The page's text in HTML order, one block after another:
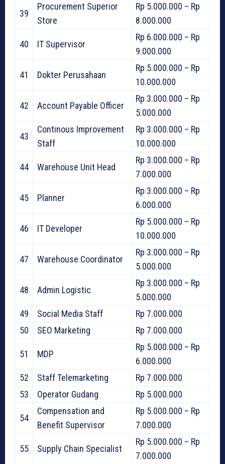
39
Procurement Superior
Store
Rp 5.000.000 – Rp
8.000.000
40 IT Supervisor
Rp 6.000.000 – Rp
9.000.000
41 Dokter Perusahaan
Rp 5.000.000 – Rp
10.000.000
42 Account Payable Officer
Rp 3.000.000 – Rp
5.000.000
43
Continous Improvement
Staff
Rp 3.000.000 – Rp
10.000.000
44 Warehouse Unit Head
Rp 3.000.000 – Rp
7.000.000
45 Planner
Rp 3.000.000 – Rp
6.000.000
46 IT Developer
Rp 5.000.000 – Rp
10.000.000
47 Warehouse Coordinator
Rp 3.000.000 – Rp
5.000.000
48 Admin Logistic
Rp 3.000.000 – Rp
5.000.000
49
Social Media Staff
Rp 7.000.000
50
SEO Marketing Rp 7.000.000
51 MDP
Rp 5.000.000 – Rp
6.000.000
52
Staff Telemarketing
Rp 7.000.000
53
Operator Gudang Rp 5.000.000
54
Compensation and
Benefit Supervisor
Rp 5.000.000 – Rp
7.000.000
55 Supply Chain Specialist
Rp 5.000.000 – Rp
7.000.000